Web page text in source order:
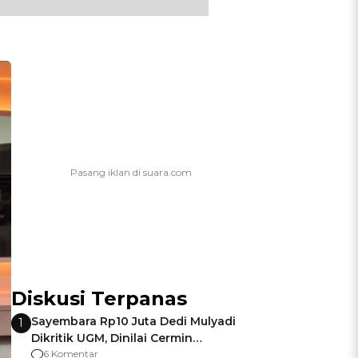
Diskusi Terpanas
1
Sayembara Rp10 Juta Dedi Mulyadi
Dikritik UGM, Dinilai Cermin
Gagalnya Negara Jamin Keamanan
6 Komentar